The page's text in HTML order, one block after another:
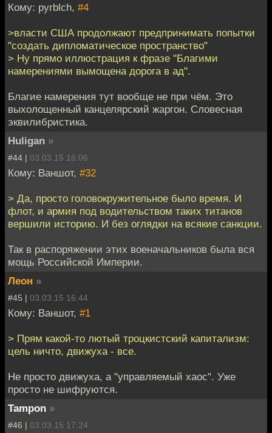
Кому: pyrblch, #4
>власти США продолжают предпринимать попытки
"создать дипломатическое пространство"
> Ну прямо иллюстрация к фразе "Благими
намерениями вымощена дорога в ад".
Благие намерения тут вообще не при чём. Это
выхолощенный канцелярский жаргон. Словесная
эквилибристика.
Huligan »
#44 | 03.03.15 16:06
Кому: Ваншот, #32
> Да, просто головокружительное было время. И
флот, и армия под водительством таких титанов
вершили историю. И без оглядки на всякие санкции.
Так в распоряжении этих военачальников была вся
мощь Российской Империи.
Леон »
#45 | 03.03.15 16:44
Кому: Ваншот, #1
> Прям какой-то лютый троцкистский капитализм:
цель ничто, движуха - все.
Не просто движуха, а "управляемый хаос". Уже
просто не шифруются.
Tampon »
#46 | 03.03.15 17:24